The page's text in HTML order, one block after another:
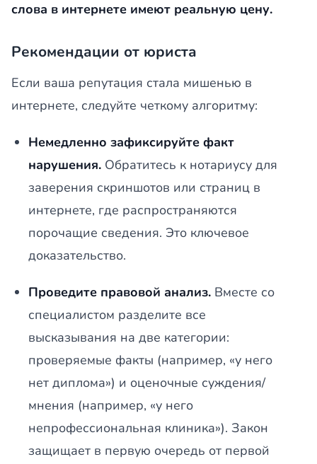
слова в интернете имеют реальную цену.
Рекомендации от юриста
Если ваша репутация стала мишенью в
интернете, следуйте четкому алгоритму:
Немедленно зафиксируйте факт
нарушения. Обратитесь к нотариусу для
заверения скриншотов или страниц в
интернете, где распространяются
порочащие сведения. Это ключевое
доказательство.
Проведите правовой анализ. Вместе со
специалистом разделите все
высказывания на две категории:
проверяемые факты (например, «у него
нет диплома») и оценочные суждения/
мнения (например, «у него
непрофессиональная клиника»). Закон
защищает в первую очередь от первой